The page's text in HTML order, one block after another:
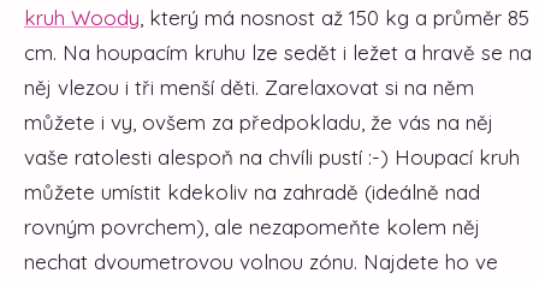
kruh Woody , který má nosnost až 150 kg a průměr 85
cm. Na houpacím kruhu lze sedět i ležet a hravě se na
něj vlezou i tři menší děti. Zarelaxovat si na něm
můžete i vy, ovšem za předpokladu, že vás na něj
vaše ratolesti alespoň na chvíli pustí :-) Houpací kruh
můžete umístit kdekoliv na zahradě (ideálně nad
rovným povrchem), ale nezapomeňte kolem něj
nechat dvoumetrovou volnou zónu. Najdete ho ve